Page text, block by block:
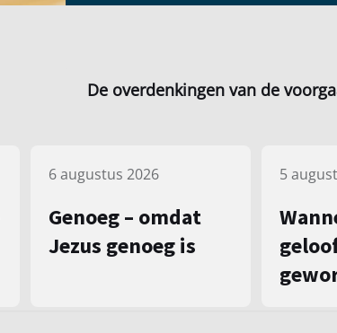
De overdenkingen van de
6 augustus 2026
Genoeg – omdat
Jezus genoeg is
5